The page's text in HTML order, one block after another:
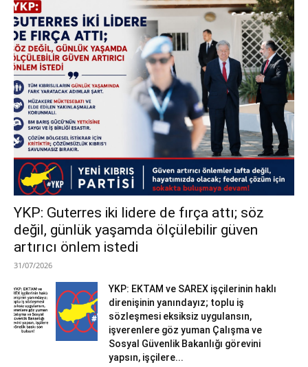
YKP: Guterres iki lidere de fırça attı; söz
değil, günlük yaşamda ölçülebilir güven
artırıcı önlem istedi
31/07/2026
YKP: EKTAM ve SAREX işçilerinin haklı
direnişinin yanındayız; toplu iş
sözleşmesi eksiksiz uygulansın,
işverenlere göz yuman Çalışma ve
Sosyal Güvenlik Bakanlığı görevini
yapsın, işçilere...